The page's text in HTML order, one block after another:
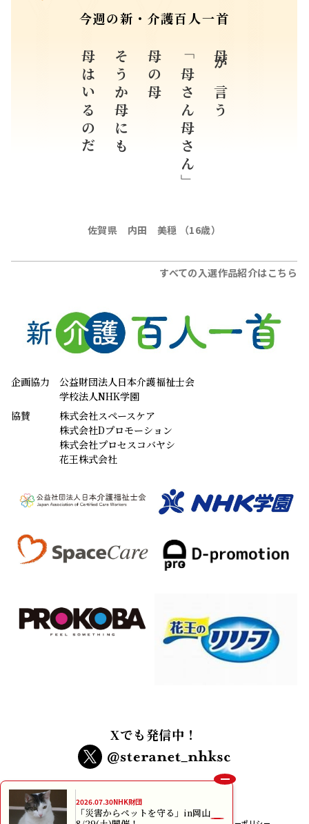
今週の新・介護百人一首
母が言う
「母さん母さん」
母の母
そうか母にも
母はいるのだ
佐賀県 内田 美穏 （16歳）
すべての入選作品紹介はこちら
企画協力
公益財団法人日本介護福祉士会
学校法人NHK学園
協賛
株式会社スペースケア
株式会社Dプロモーション
株式会社プロセスコバヤシ
花王株式会社
Xでも発信中！
2026.07.30NHK財団
「災害からペットを守る」in岡山